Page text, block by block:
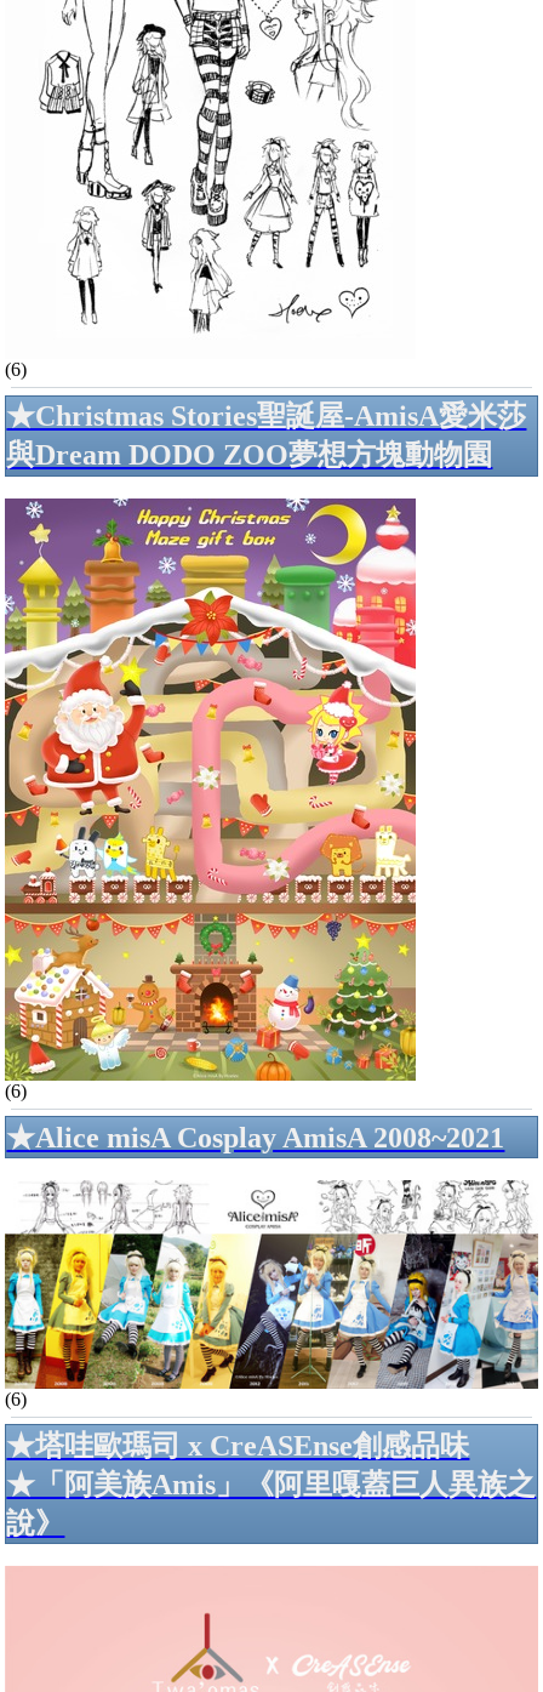
(6)
★Christmas Stories聖誕屋-AmisA愛米莎
與Dream DODO ZOO夢想方塊動物園
(6)
★Alice misA Cosplay AmisA 2008~2021
(6)
★塔哇歐瑪司 x CreASEnse創感品味
★「阿美族Amis」《阿里嘎蓋巨人異族之
說》